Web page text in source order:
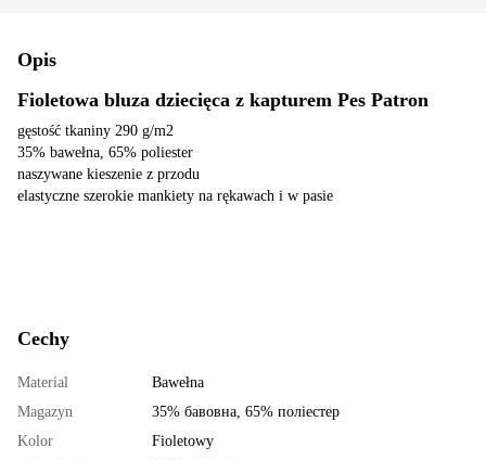
Opis
Fioletowa bluza dziecięca z kapturem Pes Patron
gęstość tkaniny 290 g/m2
35% bawełna, 65% poliester
naszywane kieszenie z przodu
elastyczne szerokie mankiety na rękawach i w pasie
Cechy
Material
Bawełna
Magazyn
35% бавовна, 65% поліестер
Kolor
Fioletowy